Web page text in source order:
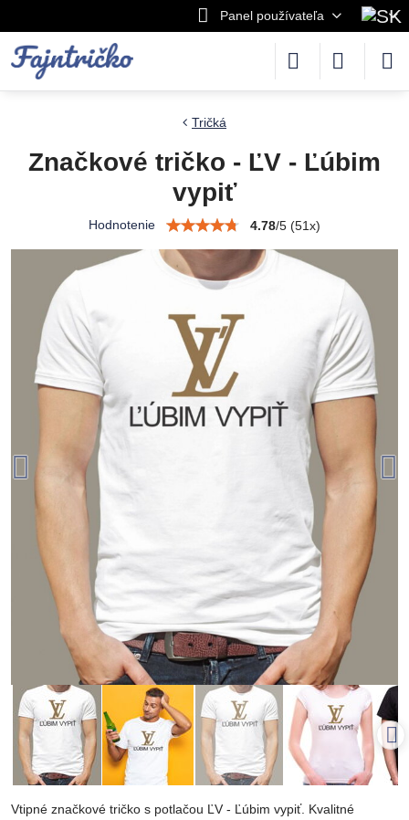
Panel používateľa
Tričká
Značkové tričko - ĽV - Ľúbim
vypiť
Hodnotenie 4.78/5 (51x)
Vtipné značkové tričko s potlačou ĽV - Ľúbim vypiť. Kvalitné